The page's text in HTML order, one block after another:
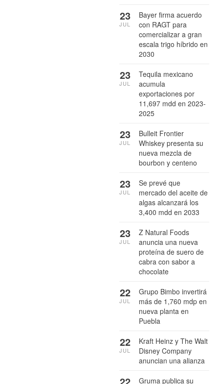
Bayer firma acuerdo
con RAGT para
comercializar a gran
escala trigo híbrido en
2030
23
JUL
Tequila mexicano
acumula
exportaciones por
11,697 mdd en 2023-
2025
23
JUL
Bulleit Frontier
Whiskey presenta su
nueva mezcla de
bourbon y centeno
23
JUL
Se prevé que
mercado del aceite de
algas alcanzará los
3,400 mdd en 2033
23
JUL
Z Natural Foods
anuncia una nueva
proteína de suero de
cabra con sabor a
chocolate
23
JUL
Grupo Bimbo invertirá
más de 1,760 mdp en
nueva planta en
Puebla
22
JUL
Kraft Heinz y The Walt
Disney Company
anuncian una alianza
22
JUL
Gruma publica su
22